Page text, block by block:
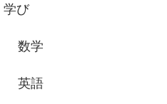
学び
数学
英語